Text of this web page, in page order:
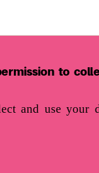
to
and use your